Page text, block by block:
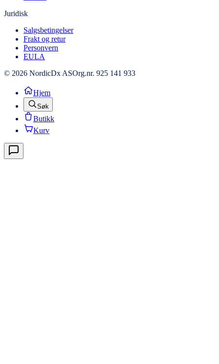
Juridisk
Salgsbetingelser
Frakt og retur
Personvern
EULA
© 2026 NordicDx ASOrg.nr. 925 141 933
Hjem
Søk
Butikk
Kurv